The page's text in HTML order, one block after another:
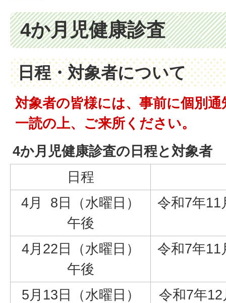
4か月児健康診査
日程・対象者について
対象者の皆様には、事前に個別
一読の上、ご来所ください。
4か月児健康診査の日程と対象者
日程
4月 8日（水曜日）
午後
令和7年11
4月22日（水曜日）
午後
令和7年11
5月13日（水曜日）
令和7年